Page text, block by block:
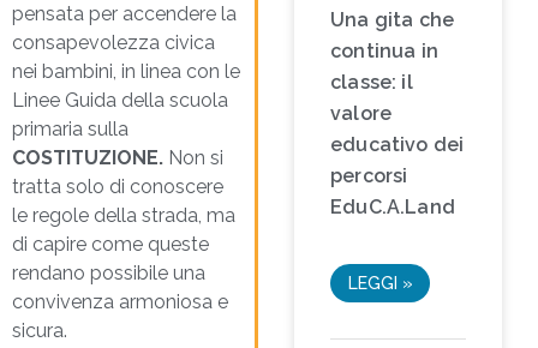
pensata per accendere la
consapevolezza civica
nei bambini, in linea con le
Linee Guida della scuola
primaria sulla
COSTITUZIONE. Non si
tratta solo di conoscere
le regole della strada, ma
di capire come queste
rendano possibile una
convivenza armoniosa e
sicura.
Una gita che
continua in
classe: il
valore
educativo dei
percorsi
EduC.A.Land
LEGGI »